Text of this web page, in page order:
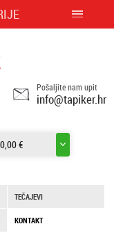
Pošaljite nam upit
info@tapiker.hr
0,00 €
TEČAJEVI
KONTAKT